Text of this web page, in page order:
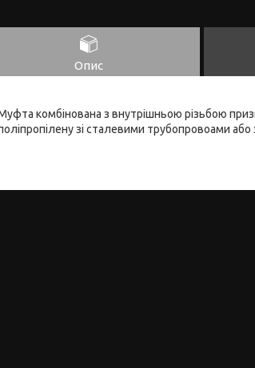
Опис
комбінована з внутрішньою різьбою
зі сталевими трубопровоами